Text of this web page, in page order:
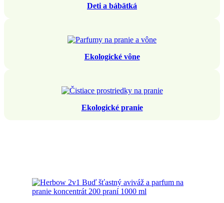
Deti a bábätká
Ekologické vône
Ekologické pranie